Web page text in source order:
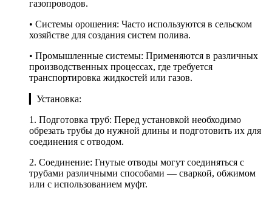
газопроводов.
• Системы орошения: Часто используются в сельском
хозяйстве для создания систем полива.
• Промышленные системы: Применяются в различных
производственных процессах, где требуется
транспортировка жидкостей или газов.
▎Установка:
1. Подготовка труб: Перед установкой необходимо
обрезать трубы до нужной длины и подготовить их для
соединения с отводом.
2. Соединение: Гнутые отводы могут соединяться с
трубами различными способами — сваркой, обжимом
или с использованием муфт.